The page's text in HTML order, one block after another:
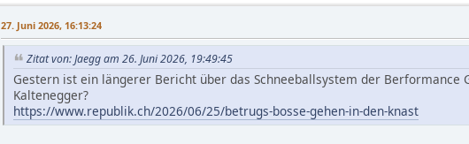
27. Juni 2026, 16:13:24
Zitat von: Jaegg am 26. Juni 2026, 19:49:45
Gestern ist ein längerer Bericht über das Schneeballsystem der
Kaltenegger?
https://www.republik.ch/2026/06/25/betrugs-bosse-gehen-in-den-knast